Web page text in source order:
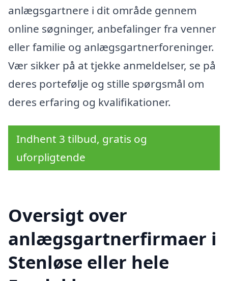
anlægsgartnere i dit område gennem
online søgninger, anbefalinger fra venner
eller familie og anlægsgartnerforeninger.
Vær sikker på at tjekke anmeldelser, se på
deres portefølje og stille spørgsmål om
deres erfaring og kvalifikationer.
Indhent 3 tilbud, gratis og
uforpligtende
Oversigt over
anlægsgartnerfirmaer i
Stenløse eller hele